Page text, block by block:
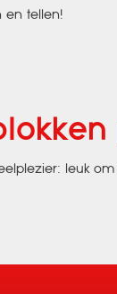
en tellen!
leuk